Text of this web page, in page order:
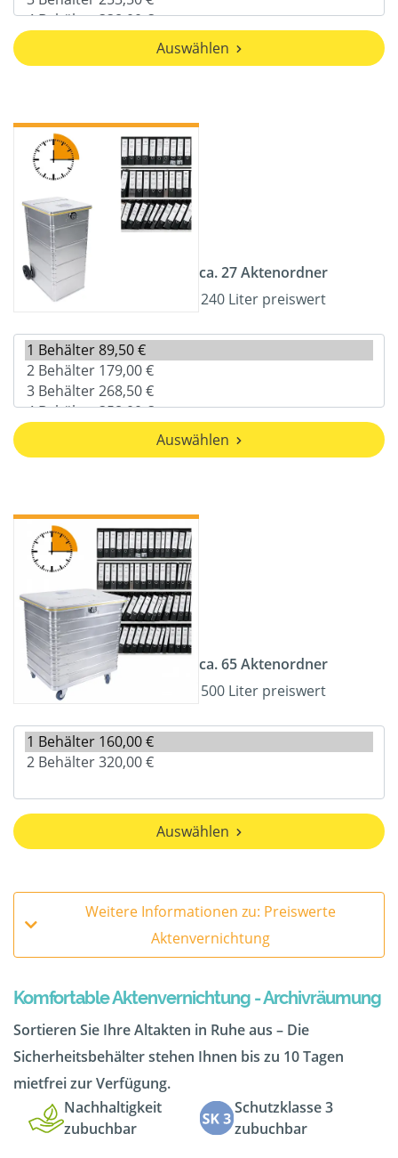
Auswählen
ca. 27 Aktenordner
240 Liter preiswert
Auswählen
ca. 65 Aktenordner
500 Liter preiswert
Auswählen
Weitere Informationen zu: Preiswerte
Aktenvernichtung
Komfortable Aktenvernichtung - Archivräumung
Sortieren Sie Ihre Altakten in Ruhe aus – Die
Sicherheitsbehälter stehen Ihnen bis zu 10 Tagen
mietfrei zur Verfügung.
Nachhaltigkeit
zubuchbar
Schutzklasse 3
zubuchbar